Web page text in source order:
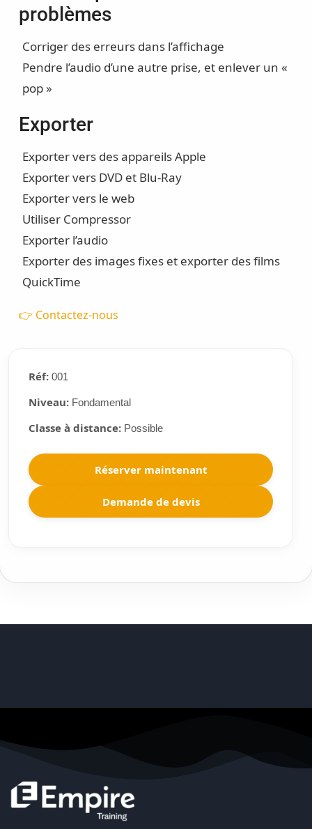
problèmes
Corriger des erreurs dans l’affichage
Pendre l’audio d’une autre prise, et enlever un «
pop »
Exporter
Exporter vers des appareils Apple
Exporter vers DVD et Blu-Ray
Exporter vers le web
Utiliser Compressor
Exporter l’audio
Exporter des images fixes et exporter des films
QuickTime
👉 Contactez-nous
Réf:001
Niveau:Fondamental
Classe à distance:Possible
Réserver maintenant
Demande de devis